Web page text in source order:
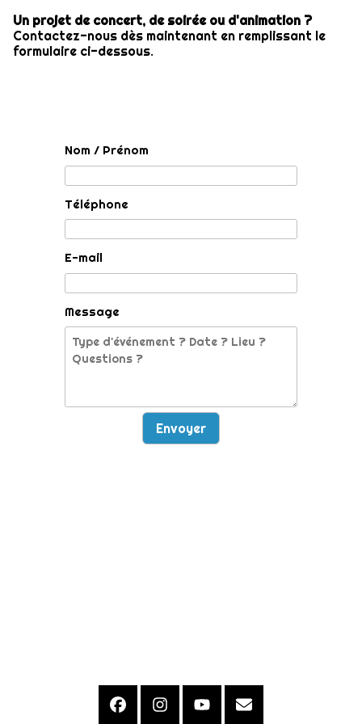
Un projet de concert, de soirée ou d'animation ?
Contactez-nous dès maintenant en remplissant le
formulaire ci-dessous.
Nom / Prénom
Téléphone
E-mail
Message
Envoyer